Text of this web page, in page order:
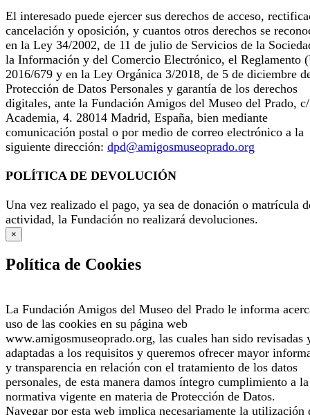
El interesado puede ejercer sus derechos de acceso,
cancelación y oposición, y cuantos otros derechos se
en la Ley 34/2002, de 11 de julio de Servicios de la
la Información y del Comercio Electrónico, el Reglamento
2016/679 y en la Ley Orgánica 3/2018, de 5 de diciembre
Protección de Datos Personales y garantía de los derechos
digitales, ante la Fundación Amigos del Museo del Prado,
Academia, 4. 28014 Madrid, España, bien mediante
comunicación postal o por medio de correo electrónico a la
siguiente dirección: dpd@amigosmuseoprado.org
POLÍTICA DE DEVOLUCIÓN
Una vez realizado el pago, ya sea de donación o matrícula
actividad, la Fundación no realizará devoluciones.
×
Política de Cookies
La Fundación Amigos del Museo del Prado le informa
uso de las cookies en su página web
www.amigosmuseoprado.org, las cuales han sido revisadas
adaptadas a los requisitos y queremos ofrecer mayor
y transparencia en relación con el tratamiento de los datos
personales, de esta manera damos íntegro cumplimiento a la
normativa vigente en materia de Protección de Datos.
Navegar por esta web implica necesariamente la utilización